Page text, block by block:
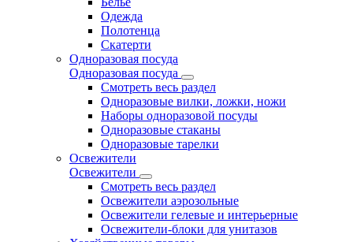
Одежда
Полотенца
Скатерти
Одноразовая посуда
Одноразовая посуда
Смотреть весь раздел
Одноразовые вилки, ложки, ножи
Наборы одноразовой посуды
Одноразовые стаканы
Одноразовые тарелки
Освежители
Освежители
Смотреть весь раздел
Освежители аэрозольные
Освежители гелевые и интерьерные
Освежители-блоки для унитазов